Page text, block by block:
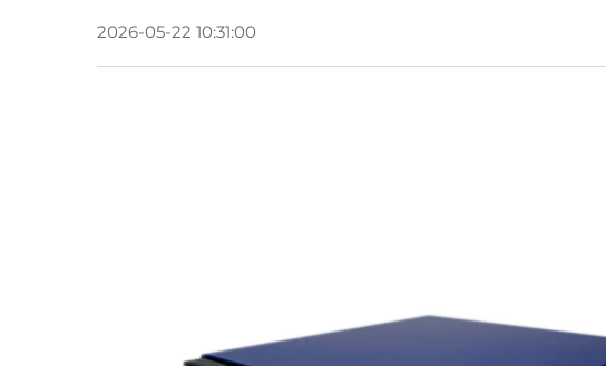
2026-05-22 10:31:00